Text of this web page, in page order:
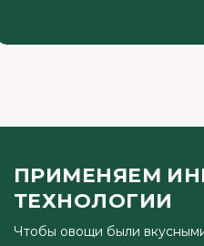
ПРИМЕНЯЕМ
ТЕХНОЛОГИИ
Чтобы овощи были